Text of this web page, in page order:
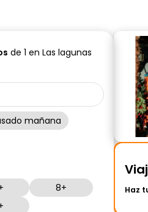
de 1 en Las lagunas
mañana
8+
Haz